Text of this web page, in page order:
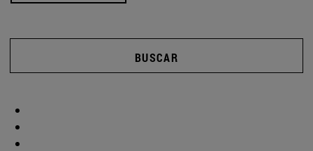
BUSCAR